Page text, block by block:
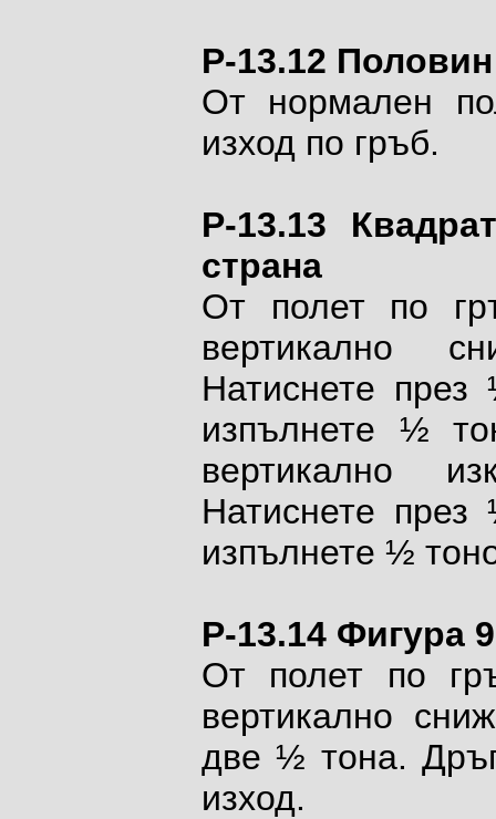
P-13.12
От нормален
изход по гръб.
P-13.13
страна
От полет по
вертикално
Натиснете през
изпълнете ½
вертикално
Натиснете през
изпълнете ½
P-13.14 Фигура
От полет по
вертикално
две ½ тона.
изход.